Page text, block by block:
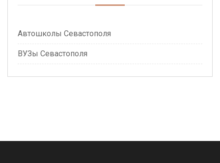
Автошколы Севастополя
ВУЗы Севастополя